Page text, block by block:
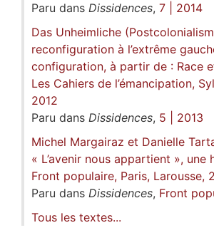
Paru dans Dissidences, 7 | 2014
Das Unheimliche
reconfiguration à l’extrême
configuration, à partir de : Race
Les Cahiers de l’émancipation,
2012
Paru dans Dissidences, 5 | 2013
Michel Margairaz et Danielle
« L’avenir nous appartient », une
Front populaire, Paris, Larousse,
Paru dans Dissidences, Front
Tous les textes...